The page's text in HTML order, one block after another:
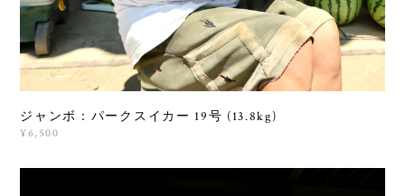
ジャンボ：パークスイカー 19号 (13.8kg)
¥6,500